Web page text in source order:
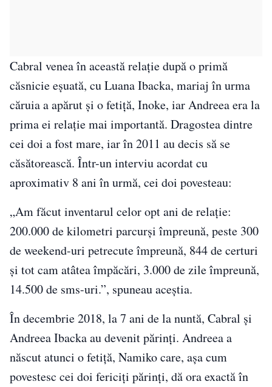
Cabral venea în această relație după o primă
căsnicie eșuată, cu Luana Ibacka, mariaj în urma
căruia a apărut și o fetiță, Inoke, iar Andreea era la
prima ei relație mai importantă. Dragostea dintre
cei doi a fost mare, iar în 2011 au decis să se
căsătorească. Într-un interviu acordat cu
aproximativ 8 ani în urmă, cei doi povesteau:
„Am făcut inventarul celor opt ani de relație:
200.000 de kilometri parcurși împreună, peste 300
de weekend-uri petrecute împreună, 844 de certuri
şi tot cam atâtea împăcări, 3.000 de zile împreună,
14.500 de sms-uri.”, spuneau aceștia.
În decembrie 2018, la 7 ani de la nuntă, Cabral și
Andreea Ibacka au devenit părinți. Andreea a
născut atunci o fetiță, Namiko care, așa cum
povestesc cei doi fericiți părinți, dă ora exactă în